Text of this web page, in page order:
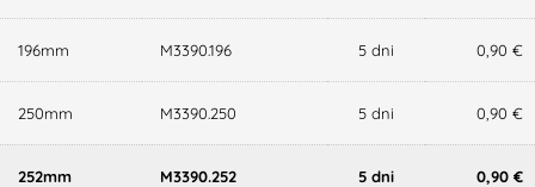
196mm M3390.196 5 dni 0,90 €
250mm M3390.250 5 dni 0,90 €
252mm M3390.252 5 dni 0,90 €